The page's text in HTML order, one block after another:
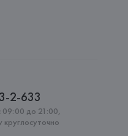
2-633
09:00 до 21:00,